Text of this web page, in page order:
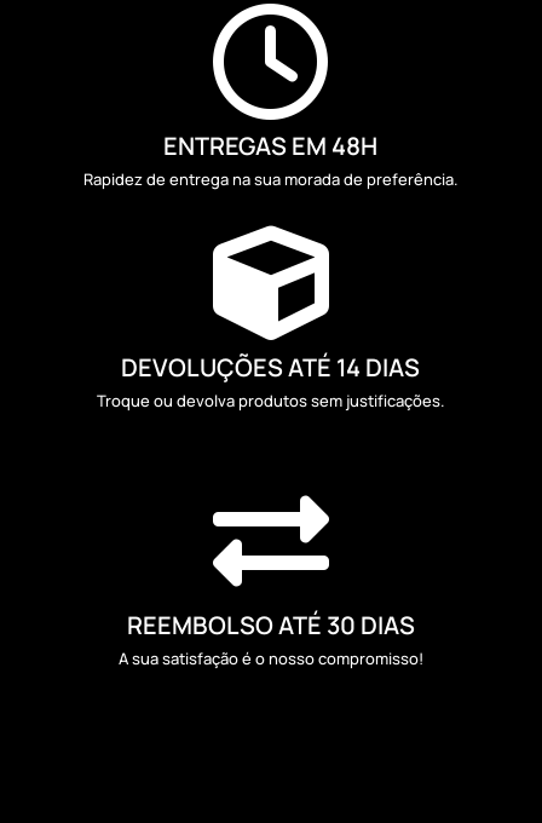

ENTREGAS EM 48H
Rapidez de entrega na sua morada de preferência.

DEVOLUÇÕES ATÉ 14 DIAS
Troque ou devolva produtos sem justificações.

REEMBOLSO ATÉ 30 DIAS
A sua satisfação é o nosso compromisso!